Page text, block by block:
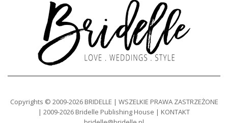
Copyrights © 2009-2026 BRIDELLE | WSZELKIE PRAWA ZASTRZEŻONE
| 2009-2026 Bridelle Publishing House | KONTAKT